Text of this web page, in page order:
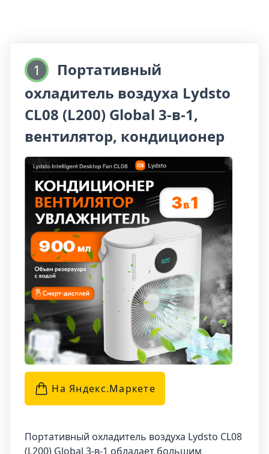
1
Портативный
охладитель воздуха Lydsto
CL08 (L200) Global 3-в-1,
вентилятор, кондиционер
На Яндекс.Маркетe
Портативный охладитель воздуха Lydsto CL08
(L200) Global 3-в-1 обладает большим